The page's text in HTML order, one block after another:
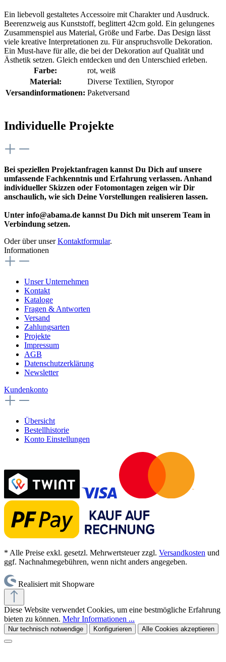
Ein liebevoll gestaltetes Accessoire mit Charakter und Ausdruck.
Beerenzweig aus Kunststoff, beglittert 42cm gold. Ein gelungenes
Zusammenspiel aus Material, Größe und Farbe. Das Design lässt
viele kreative Interpretationen zu. Für anspruchsvolle Dekoration.
Ein Must-have für alle, die bei der Dekoration auf Qualität und
Ästhetik setzen. Gleich entdecken und den Unterschied erleben.
Farbe:
rot, weiß
Material:
Diverse Textilien, Styropor
Versandinformationen: Paketversand
Individuelle Projekte
Bei speziellen Projektanfragen kannst Du Dich auf unsere
umfassende Fachkenntnis und Erfahrung verlassen. Anhand
individueller Skizzen oder Fotomontagen zeigen wir Dir
anschaulich, wie sich Deine Vorstellungen realisieren lassen.
Unter info@abama.de kannst Du Dich mit unserem Team in
Verbindung setzen.
Oder über unserKontaktformular.
Informationen
Unser Unternehmen
Kontakt
Kataloge
Fragen & Antworten
Versand
Zahlungsarten
Projekte
Impressum
AGB
Datenschutzerklärung
Newsletter
Kundenkonto
Übersicht
Bestellhistorie
Konto Einstellungen
* Alle Preise exkl. gesetzl. Mehrwertsteuer zzgl. Versandkosten und
ggf. Nachnahmegebühren, wenn nicht anders angegeben.
Realisiert mit Shopware
Diese Website verwendet Cookies, um eine bestmögliche Erfahrung
bieten zu können. Mehr Informationen ...
Nur technisch notwendige Konfigurieren Alle Cookies akzeptieren